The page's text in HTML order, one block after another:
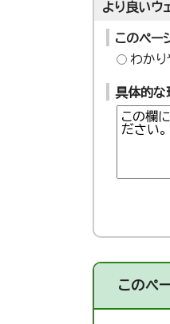
より良いウ
このペー
わかり
具体的な
このペ